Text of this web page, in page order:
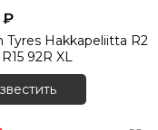
₽
Tyres Hakkapeliitta R2
92R XL